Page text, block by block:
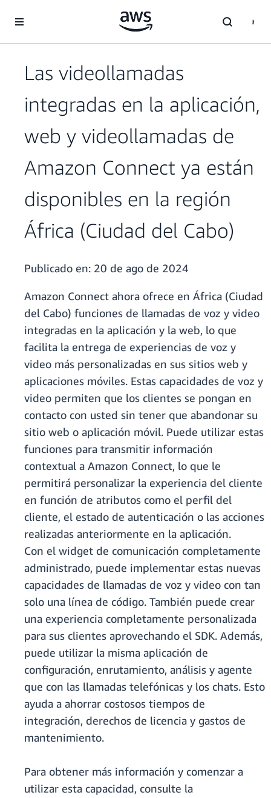
Las videollamadas
integradas en la aplicación,
web y videollamadas de
Amazon Connect ya están
disponibles en la región
África (Ciudad del Cabo)
Publicado en: 20 de ago de 2024
Amazon Connect ahora ofrece en África (Ciudad
del Cabo) funciones de llamadas de voz y video
integradas en la aplicación y la web, lo que
facilita la entrega de experiencias de voz y
video más personalizadas en sus sitios web y
aplicaciones móviles. Estas capacidades de voz y
video permiten que los clientes se pongan en
contacto con usted sin tener que abandonar su
sitio web o aplicación móvil. Puede utilizar estas
funciones para transmitir información
contextual a Amazon Connect, lo que le
permitirá personalizar la experiencia del cliente
en función de atributos como el perfil del
cliente, el estado de autenticación o las acciones
realizadas anteriormente en la aplicación.
Con el widget de comunicación completamente
administrado, puede implementar estas nuevas
capacidades de llamadas de voz y video con tan
solo una línea de código. También puede crear
una experiencia completamente personalizada
para sus clientes aprovechando el SDK. Además,
puede utilizar la misma aplicación de
configuración, enrutamiento, análisis y agente
que con las llamadas telefónicas y los chats. Esto
ayuda a ahorrar costosos tiempos de
integración, derechos de licencia y gastos de
mantenimiento.
Para obtener más información y comenzar a
utilizar esta capacidad, consulte la